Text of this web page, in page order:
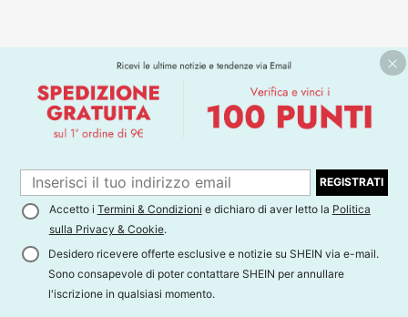
REGISTRATI
Accetto i Termini & Condizioni e dichiaro di aver letto la Politica
sulla Privacy & Cookie.
Desidero ricevere offerte esclusive e notizie su SHEIN via e-mail.
Sono consapevole di poter contattare SHEIN per annullare
l'iscrizione in qualsiasi momento.